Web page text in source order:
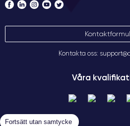
Kontakta oss:
Våra
Fortsätt utan samtycke